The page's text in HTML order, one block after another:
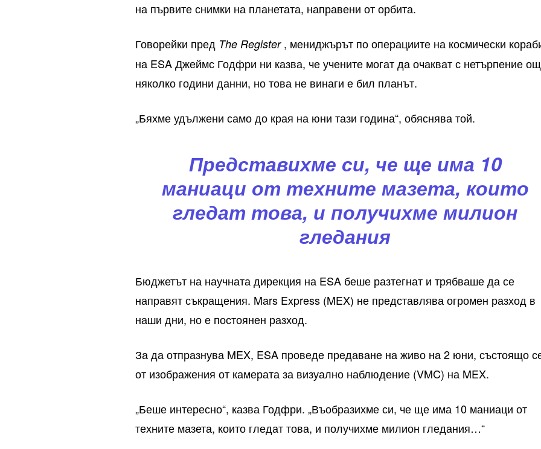
на първите снимки на планетата, направени от орбита.
Говорейки пред The Register, мениджърът по операциите на космически
на ESA Джеймс Годфри ни казва, че учените могат да очакват с нетърпение
няколко години данни, но това не винаги е бил планът.
„Бяхме удължени само до края на юни тази година“, обяснява той.
Представихме си, че ще има 10
маниаци от техните мазета, които
гледат това, и получихме милион
гледания
Бюджетът на научната дирекция на ESA беше разтегнат и трябваше да се
направят съкращения. Mars Express (MEX) не представлява огромен разход в
наши дни, но е постоянен разход.
За да отпразнува MEX, ESA проведе предаване на живо на 2 юни, състоящо
от изображения от камерата за визуално наблюдение (VMC) на MEX.
„Беше интересно“, казва Годфри. „Въобразихме си, че ще има 10 маниаци от
техните мазета, които гледат това, и получихме милион гледания…“